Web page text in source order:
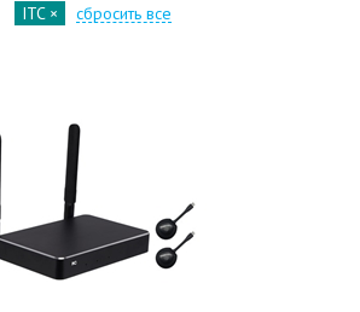
ITC сбросить все